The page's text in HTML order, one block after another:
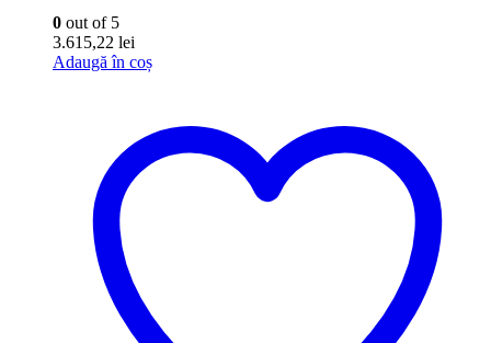
0 out of 5
3.615,22 lei
Adaugă în coș